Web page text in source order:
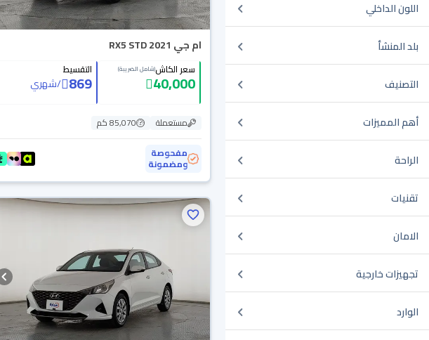
اللون الداخلي
بلد المنشأ
التصنيف
أهم المميزات
الراحة
تقنيات
الامان
تجهيزات خارجية
الوارد
ام جي RX5 STD 2021
سعر الكاش(شامل الضريبة)
40,000
التقسيط
869
/شهري
مستعملة
85,070 كم
مفحوصة
ومضمونة